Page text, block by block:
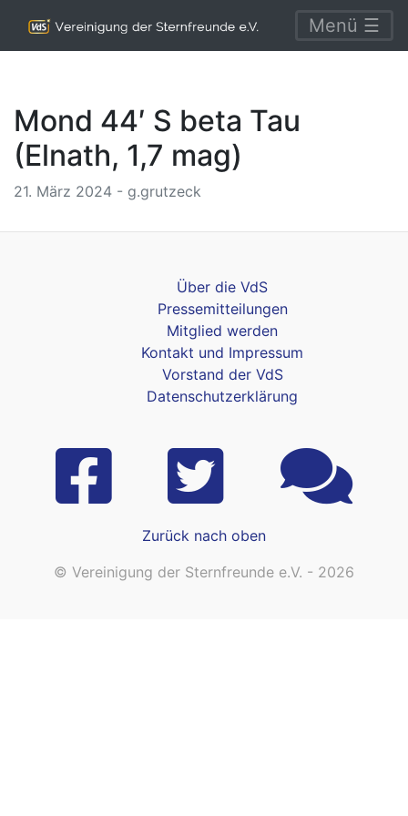
Menü ☰
Mond 44′ S beta Tau
(Elnath, 1,7 mag)
21. März 2024 - g.grutzeck
Über die VdS
Pressemitteilungen
Mitglied werden
Kontakt und Impressum
Vorstand der VdS
Datenschutzerklärung
Zurück nach oben
© Vereinigung der Sternfreunde e.V. - 2026